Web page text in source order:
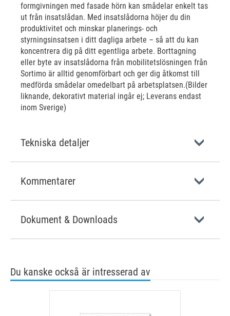
formgivningen med fasade hörn kan smådelar enkelt tas
ut från insatslådan. Med insatslådorna höjer du din
produktivitet och minskar planerings- och
styrningsinsatsen i ditt dagliga arbete – så att du kan
koncentrera dig på ditt egentliga arbete. Borttagning
eller byte av insatslådorna från mobilitetslösningen från
Sortimo är alltid genomförbart och ger dig åtkomst till
medförda smådelar omedelbart på arbetsplatsen.(Bilder
liknande, dekorativt material ingår ej; Leverans endast
inom Sverige)
Tekniska detaljer
Kommentarer
Dokument & Downloads
Du kanske också är intresserad av